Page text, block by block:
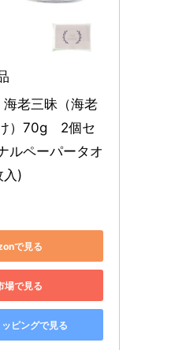
海老三昧（海老
）70g　2個セ
ルペーパータオ
入)
で見る
場で見る
ピングで見る